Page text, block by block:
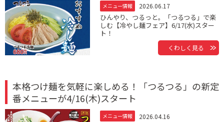
メニュー情報 2026.06.17
ひんやり、つるっと。「つるつる」で楽
しむ【冷やし麺フェア】6/17(水)スター
ト！
くわしく見る
本格つけ麺を気軽に楽しめる！「つるつる」の新定
番メニューが4/16(木)スタート
メニュー情報 2026.04.16